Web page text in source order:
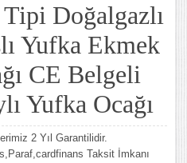
Doğalgazlı
Yufka Ekmek
CE Belgeli
Yufka Ocağı
2 Yıl Garantilidir.
Taksit İmkanı